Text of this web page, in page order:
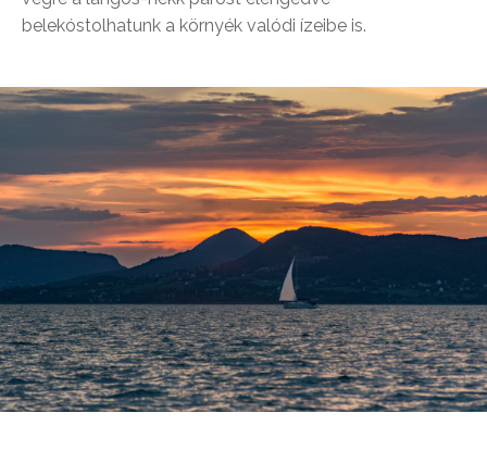
belekóstolhatunk a környék valódi ízeibe is.